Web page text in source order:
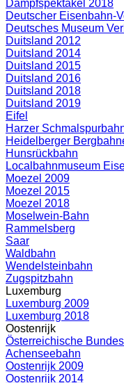
Dampfspektakel 2018
Deutscher Eisenbahn-
Deutsches Museum
Duitsland 2012
Duitsland 2014
Duitsland 2015
Duitsland 2016
Duitsland 2018
Duitsland 2019
Eifel
Harzer
Heidelberger
Hunsrückbahn
Localbahnmuseum
Moezel 2009
Moezel 2015
Moezel 2018
Moselwein-Bahn
Rammelsberg
Saar
Waldbahn
Wendelsteinbahn
Zugspitzbahn
Luxemburg
Luxemburg 2009
Luxemburg 2018
Oostenrijk
Österreichische
Achenseebahn
Oostenrijk 2009
Oostenrijk 2014